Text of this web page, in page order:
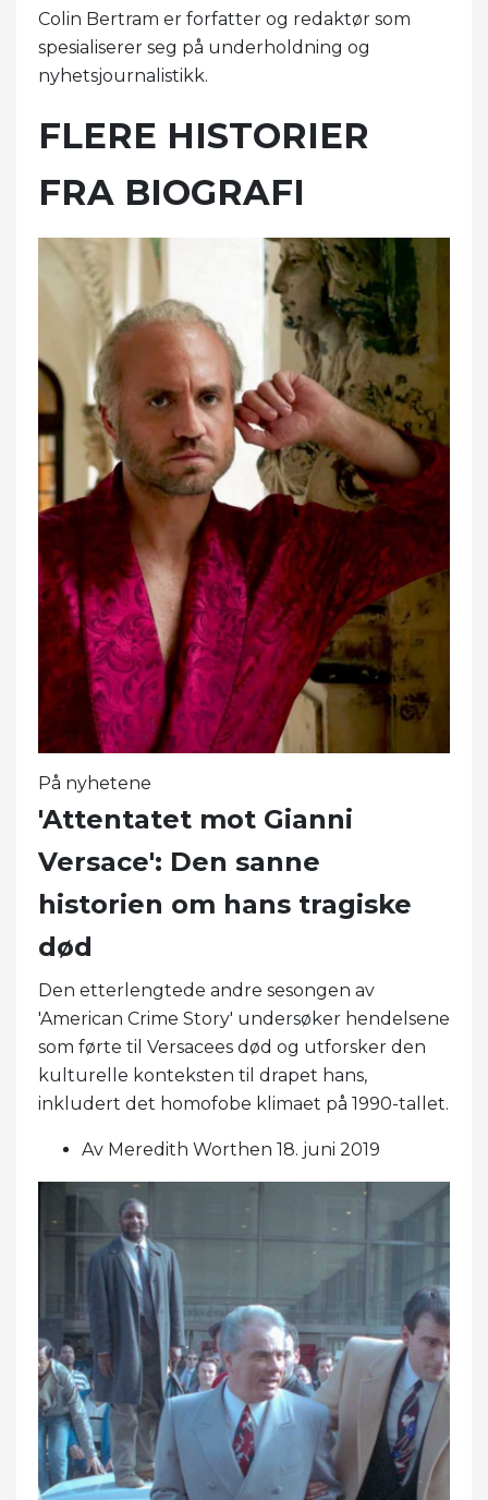
Colin Bertram er forfatter og redaktør som
spesialiserer seg på underholdning og
nyhetsjournalistikk.
FLERE HISTORIER
FRA BIOGRAFI
På nyhetene
'Attentatet mot Gianni
Versace': Den sanne
historien om hans tragiske
død
Den etterlengtede andre sesongen av
'American Crime Story' undersøker hendelsene
som førte til Versacees død og utforsker den
kulturelle konteksten til drapet hans,
inkludert det homofobe klimaet på 1990-tallet.
Av Meredith Worthen 18. juni 2019